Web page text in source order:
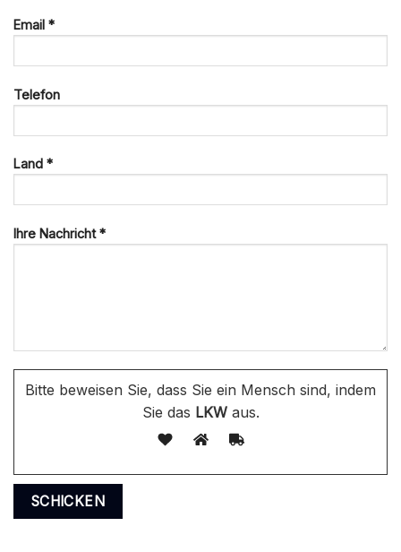
Email *
Telefon
Land *
Ihre Nachricht *
Bitte beweisen Sie, dass Sie ein Mensch sind, indem
Sie das LKWaus.